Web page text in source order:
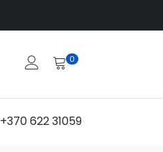
0
+370 622 31059